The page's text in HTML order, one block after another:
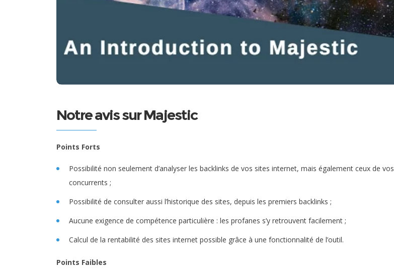
Notre avis sur Majestic
Points Forts
Possibilité non seulement d’analyser les backlinks de vos sites internet, mais également ceux de vos
concurrents ;
Possibilité de consulter aussi l’historique des sites, depuis les premiers backlinks ;
Aucune exigence de compétence particulière : les profanes s’y retrouvent facilement ;
Calcul de la rentabilité des sites internet possible grâce à une fonctionnalité de l’outil.
Points Faibles